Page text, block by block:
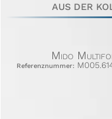
AUS DER
Mido
Referenznummer: